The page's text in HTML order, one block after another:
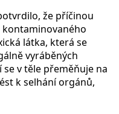
že příčinou
látka, která se
vyráběných
v těle přeměňuje na
k selhání orgánů,